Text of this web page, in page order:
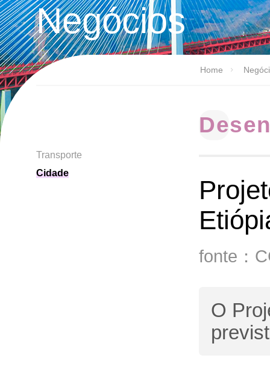
Negócios
Home
Transporte
Cidade
fonte：
O